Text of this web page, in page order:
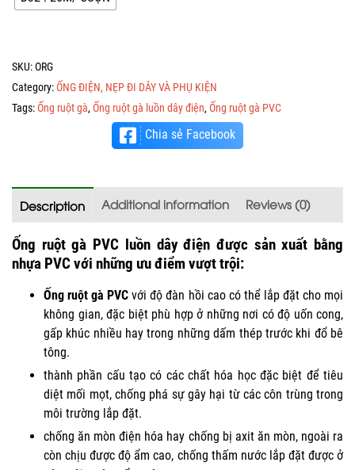
SKU:ORG
Category:ỐNG ĐIỆN, NẸP ĐI DÂY VÀ PHỤ KIỆN
Tags:Ống ruột gà, Ống ruột gà luồn dây điện, Ống ruột gà PVC
Chia sẻ Facebook
Description Additional information Reviews (0)
Ống ruột gà PVC luồn dây điện được sản xuất bằng
nhựa PVC với những ưu điểm vượt trội:
Ống ruột gà PVC với độ đàn hồi cao có thể lắp đặt cho mọi
không gian, đặc biệt phù hợp ở những nơi có độ uốn cong,
gấp khúc nhiều hay trong những dấm thép trước khi đổ bê
tông.
thành phần cấu tạo có các chất hóa học đặc biệt để tiêu
diệt mối mọt, chống phá sự gây hại từ các côn trùng trong
môi trường lắp đặt.
chống ăn mòn điện hóa hay chống bị axit ăn mòn, ngoài ra
còn chịu được độ ẩm cao, chống thấm nước lắp đặt được ở